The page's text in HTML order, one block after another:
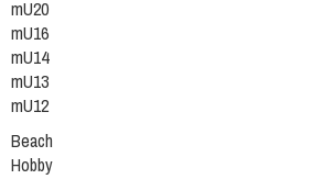
mU20
mU16
mU14
mU13
mU12
Beach
Hobby